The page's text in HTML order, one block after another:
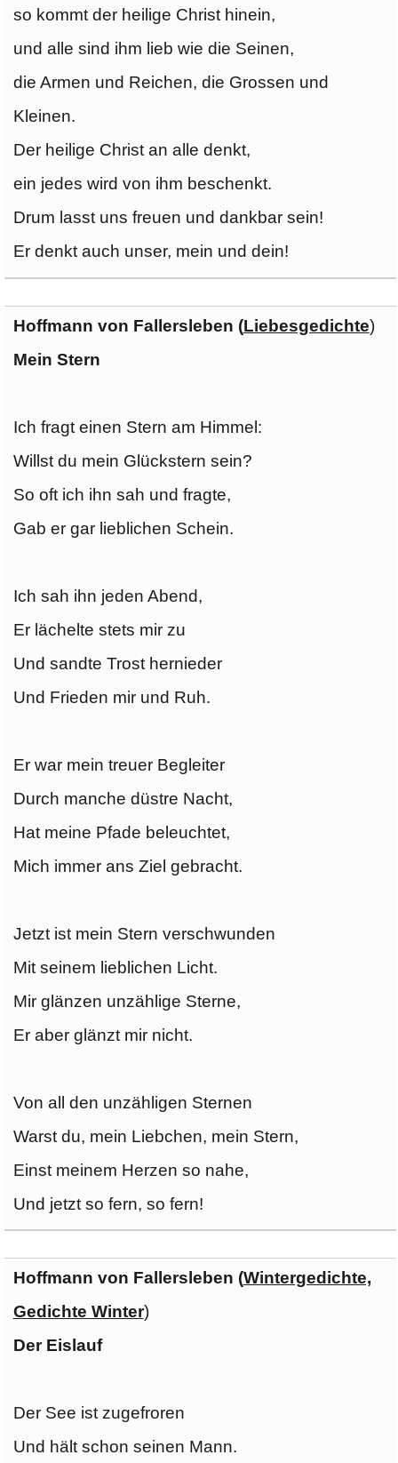
so kommt der heilige Christ hinein,
und alle sind ihm lieb wie die Seinen,
die Armen und Reichen, die Grossen und
Kleinen.
Der heilige Christ an alle denkt,
ein jedes wird von ihm beschenkt.
Drum lasst uns freuen und dankbar sein!
Er denkt auch unser, mein und dein!
Hoffmann von Fallersleben (Liebesgedichte)
Mein Stern
Ich fragt einen Stern am Himmel:
Willst du mein Glückstern sein?
So oft ich ihn sah und fragte,
Gab er gar lieblichen Schein.
Ich sah ihn jeden Abend,
Er lächelte stets mir zu
Und sandte Trost hernieder
Und Frieden mir und Ruh.
Er war mein treuer Begleiter
Durch manche düstre Nacht,
Hat meine Pfade beleuchtet,
Mich immer ans Ziel gebracht.
Jetzt ist mein Stern verschwunden
Mit seinem lieblichen Licht.
Mir glänzen unzählige Sterne,
Er aber glänzt mir nicht.
Von all den unzähligen Sternen
Warst du, mein Liebchen, mein Stern,
Einst meinem Herzen so nahe,
Und jetzt so fern, so fern!
Hoffmann von Fallersleben (Wintergedichte,
Gedichte Winter)
Der Eislauf
Der See ist zugefroren
Und hält schon seinen Mann.